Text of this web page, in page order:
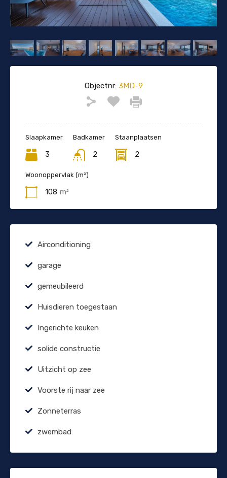
Objectnr:3MD-9
Slaapkamer
3
Badkamer
2
Staanplaatsen
2
Woonoppervlak (m²)
108 m²
Airconditioning
garage
gemeubileerd
Huisdieren toegestaan
Ingerichte keuken
solide constructie
Uitzicht op zee
Voorste rij naar zee
Zonneterras
zwembad